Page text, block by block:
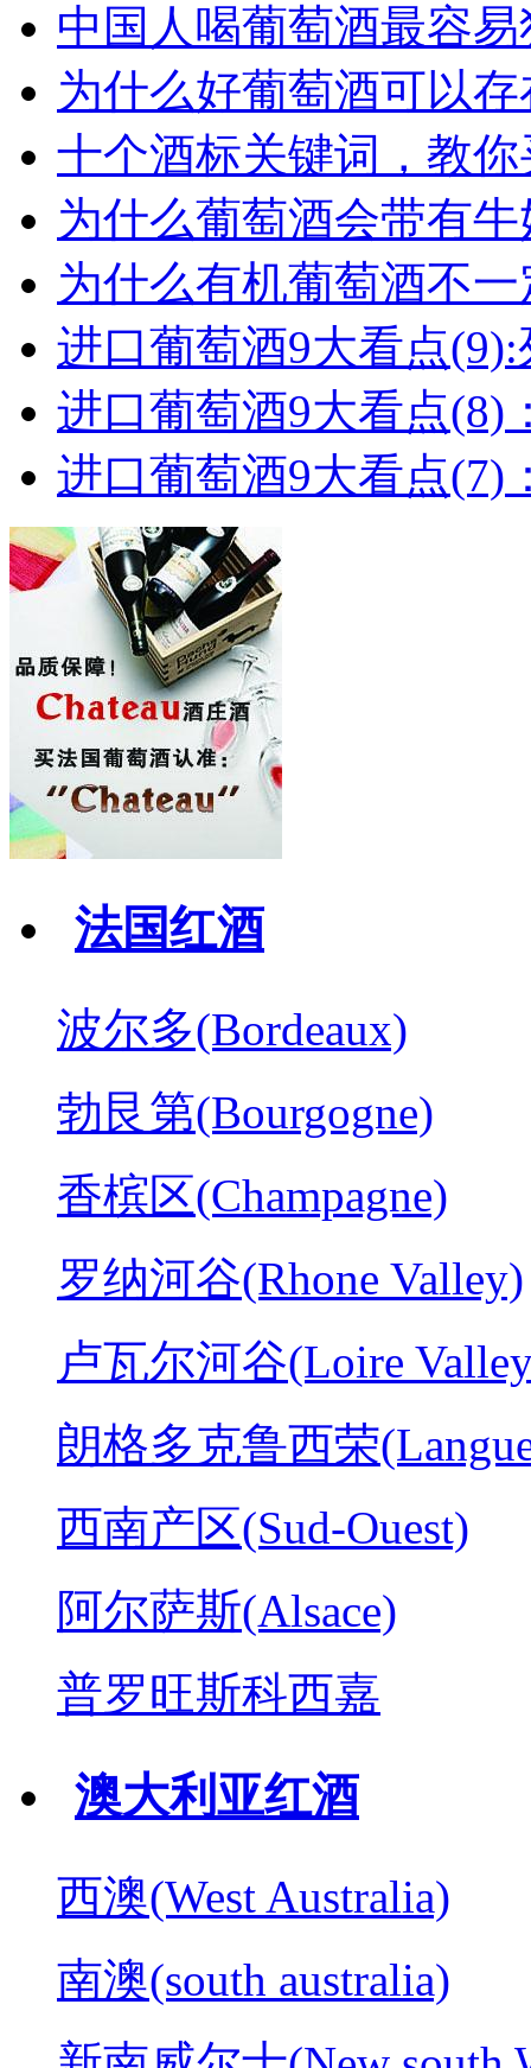
中国人喝葡萄酒最容
为什么好葡萄酒可以
十个酒标关键词，教
为什么葡萄酒会带有
为什么有机葡萄酒不
进口葡萄酒9大看点(9):
进口葡萄酒9大看点(8)
进口葡萄酒9大看点(7)
法国红酒
波尔多(Bordeaux)
勃艮第(Bourgogne)
香槟区(Champagne)
罗纳河谷(Rhone Valley)
卢瓦尔河谷(Loire
朗格多克鲁西荣
西南产区(Sud-Ouest)
阿尔萨斯(Alsace)
普罗旺斯科西嘉
澳大利亚红酒
西澳(West Australia)
南澳(south australia)